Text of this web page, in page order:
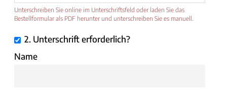
Unterschreiben Sie online im Unterschriftsfeld oder laden Sie das
Bestellformular als PDF herunter und unterschreiben Sie es manuell.
2. Unterschrift erforderlich?
Name